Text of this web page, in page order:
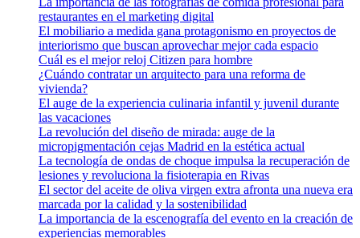
restaurantes en el marketing digital
El mobiliario a medida gana protagonismo en proyectos de
interiorismo que buscan aprovechar mejor cada espacio
Cuál es el mejor reloj Citizen para hombre
¿Cuándo contratar un arquitecto para una reforma de
vivienda?
El auge de la experiencia culinaria infantil y juvenil durante
las vacaciones
La revolución del diseño de mirada: auge de la
micropigmentación cejas Madrid en la estética actual
La tecnología de ondas de choque impulsa la recuperación de
lesiones y revoluciona la fisioterapia en Rivas
El sector del aceite de oliva virgen extra afronta una nueva era
marcada por la calidad y la sostenibilidad
La importancia de la escenografía del evento en la creación de
experiencias memorables